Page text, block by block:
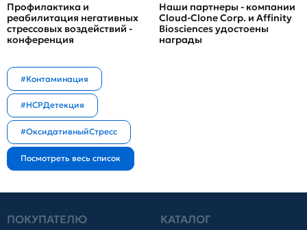
Профилактика и
реабилитация негативных
стрессовых воздействий -
конференция
Наши партнеры - компании
Cloud-Clone Corp. и Affinity
Biosciences удостоены
награды
#Контаминация
#HCPДетекция
#ОксидативныйСтресс
ПОКУПАТЕЛЮ КАТАЛОГ